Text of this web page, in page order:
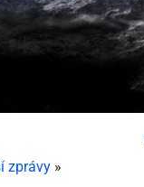
zprávy »